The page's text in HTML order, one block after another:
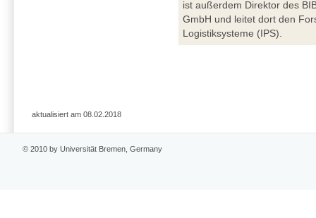
ist außerdem Direktor des
GmbH und leitet dort den
Logistiksysteme (IPS).
aktualisiert am 08.02.2018
© 2010 by Universität Bremen, Germany